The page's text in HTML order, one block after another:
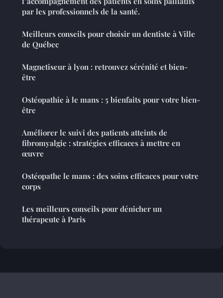
par les professionnels de la santé.
Meilleurs conseils pour choisir un dentiste à Ville
de Québec
Magnetiseur à lyon : retrouvez sérénité et bien-
être
Ostéopathie à le mans : 5 bienfaits pour votre bien-
être
Améliorer le suivi des patients atteints de
fibromyalgie : stratégies efficaces à mettre en
œuvre
Ostéopathe le mans : des soins efficaces pour votre
corps
Les meilleurs conseils pour dénicher un
thérapeute à Paris